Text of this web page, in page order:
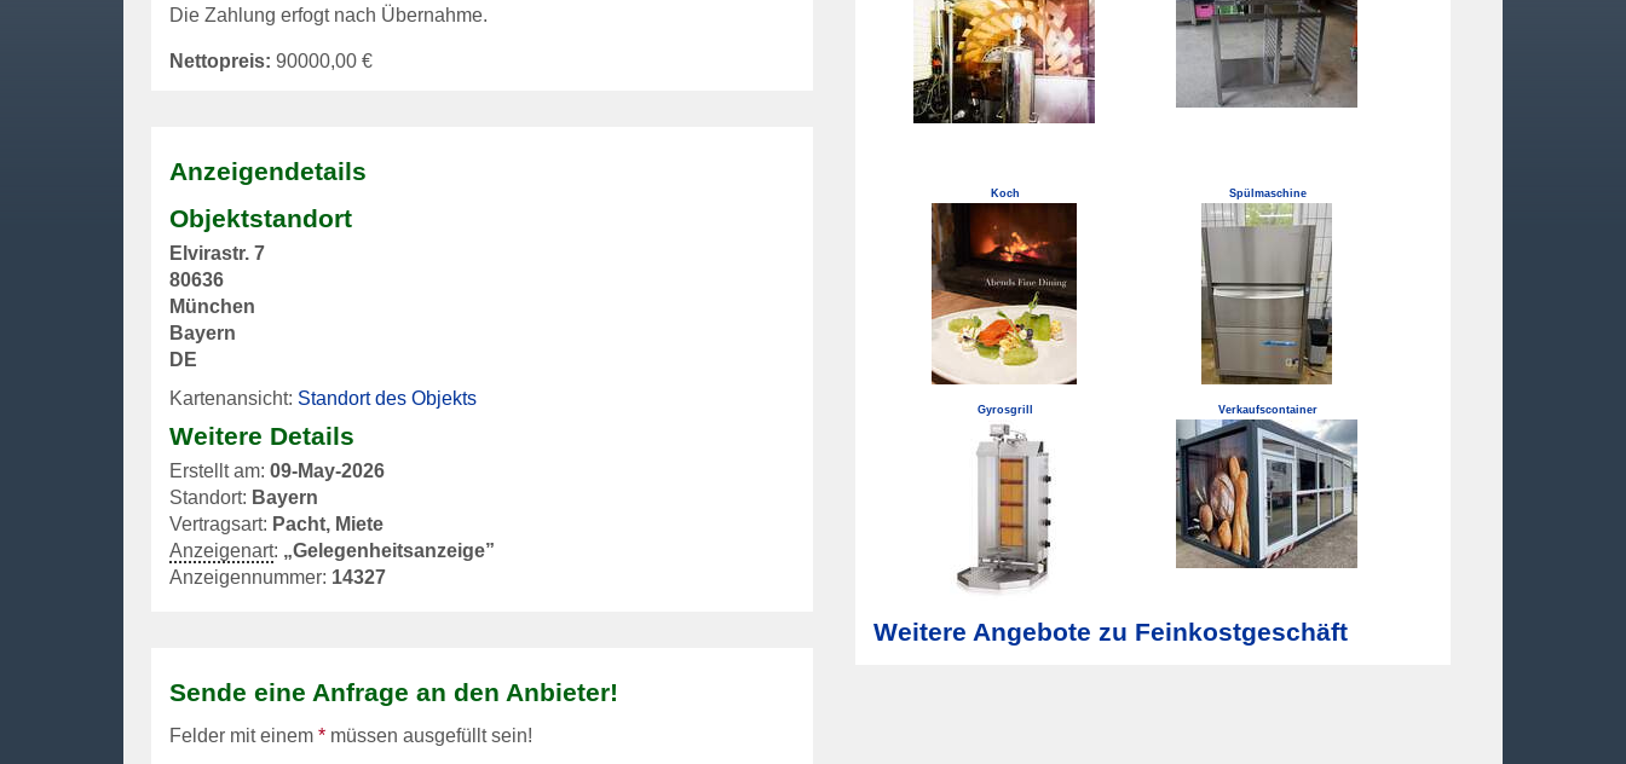
Die Zahlung erfogt nach Übernahme.
Nettopreis: 90000,00 €
Anzeigendetails
Objektstandort
Elvirastr. 7
80636
München
Bayern
DE
Kartenansicht: Standort des Objekts
Weitere Details
Erstellt am: 09-May-2026
Standort: Bayern
Vertragsart: Pacht, Miete
Anzeigenart: „Gelegenheitsanzeige”
Anzeigennummer: 14327
Sende eine Anfrage an den Anbieter!
Felder mit einem *müssen ausgefüllt sein!
Koch Spülmaschine
Gyrosgrill Verkaufscontainer
Weitere Angebote zu Feinkostgeschäft